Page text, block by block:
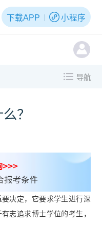
下载APP 小程序
导航
？
决定，它要求学生进行深
志追求博士学位的考生，